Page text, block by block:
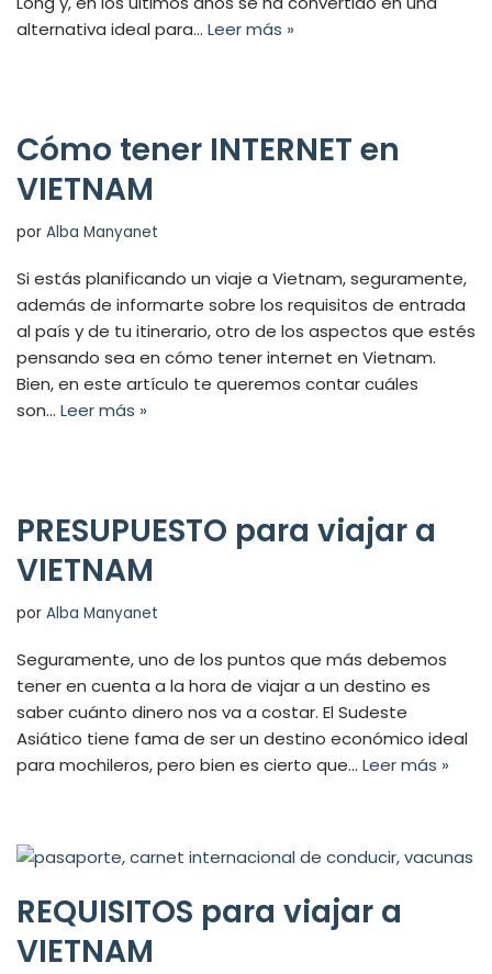
alternativa ideal para… Leer más »
Cómo tener INTERNET en
VIETNAM
por Alba Manyanet
Si estás planificando un viaje a Vietnam, seguramente,
además de informarte sobre los requisitos de entrada
al país y de tu itinerario, otro de los aspectos que estés
pensando sea en cómo tener internet en Vietnam.
Bien, en este artículo te queremos contar cuáles
son… Leer más »
PRESUPUESTO para viajar a
VIETNAM
por Alba Manyanet
Seguramente, uno de los puntos que más debemos
tener en cuenta a la hora de viajar a un destino es
saber cuánto dinero nos va a costar. El Sudeste
Asiático tiene fama de ser un destino económico ideal
para mochileros, pero bien es cierto que… Leer más »
REQUISITOS para viajar a
VIETNAM